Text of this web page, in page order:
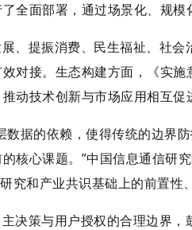
全面部署，通过场景化、规模
、提振消费、民生福祉、社
对接。生态构建方面，《实
动技术创新与市场应用相互促
据的依赖，使得传统的边界
核心课题。”中国信息通信研
究和产业共识基础上的前置性
决策与用户授权的合理边界